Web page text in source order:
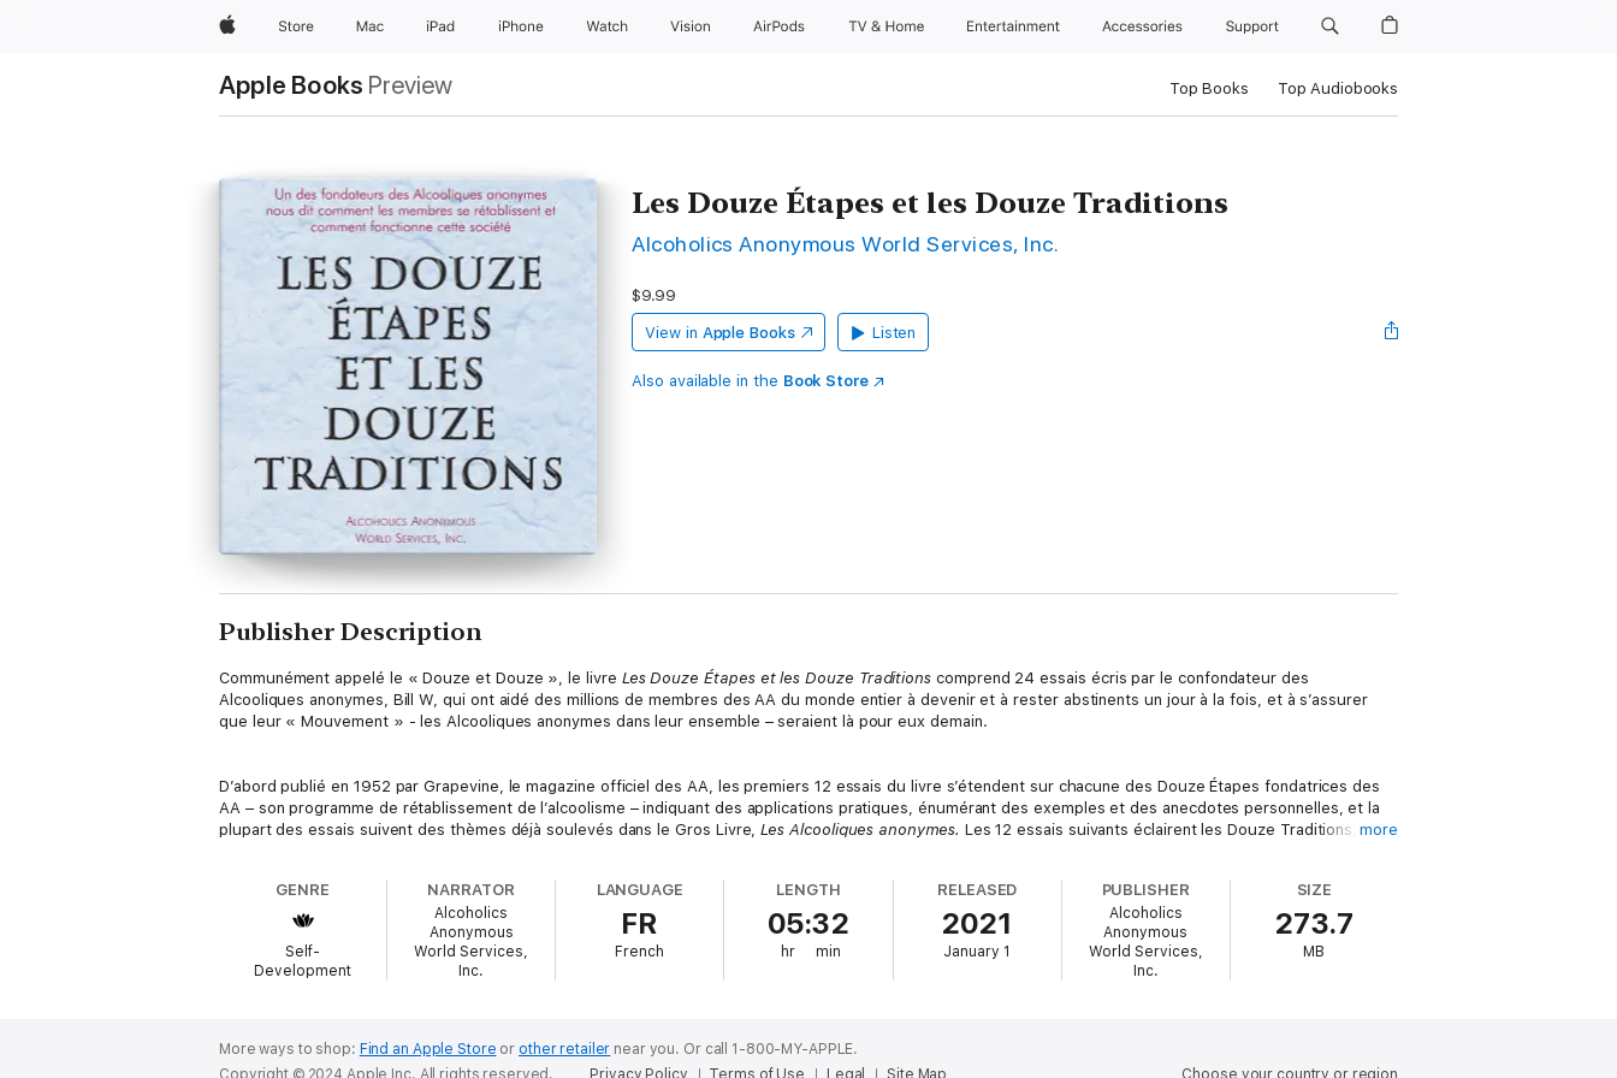
AppleStore Mac iPad iPhone Watch Vision AirPods TV & Home Entertainment Accessories Support
Apple Books Preview Top Books Top Audiobooks
Les Douze Étapes et les Douze Traditions
Alcoholics Anonymous World Services, Inc.
$9.99
View in Apple Books Listen
Also available in the Book Store
Publisher Description
Communément appelé le « Douze et Douze », le livre Les Douze Étapes et les Douze Traditions comprend 24 essais écris par le confondateur des
Alcooliques anonymes, Bill W, qui ont aidé des millions de membres des AA du monde entier à devenir et à rester abstinents un jour à la fois, et à s’assurer
que leur « Mouvement » - les Alcooliques anonymes dans leur ensemble – seraient là pour eux demain.
D’abord publié en 1952 par Grapevine, le magazine officiel des AA, les premiers 12 essais du livre s’étendent sur chacune des Douze Étapes fondatrices des
AA – son programme de rétablissement de l’alcoolisme – indiquant des applications pratiques, énumérant des exemples et des anecdotes personnelles, et la
plupart des essais suivent des thèmes déjà soulevés dans le Gros Livre,Les Alcooliques anonymes. Les 12 essais suivants éclairent les Douze Traditions, et
Qu’ils soient lus à des réunions, que l’on s’y réfère lorsqu’on travaille avec un parrain ou une marraine, ou qu’on le lise dans un moment calme, Les Douze
Étapes et les Douze Traditionspeuvent servir de ressource vitale pour ceux qui cherchent à comprendre plus profondément les Étapes et les Traditions.
more
GENRE
Self-
Development
NARRATOR
Alcoholics
Anonymous
World Services,
Inc.
LANGUAGE
FR
French
LENGTH
05:32
hr min
RELEASED
2021
January 1
PUBLISHER
Alcoholics
Anonymous
World Services,
Inc.
SIZE
273.7
MB
More ways to shop: Find an Apple Store or other retailer near you. Or call 1-800-MY-APPLE.
Choose your country or region
Copyright © 2024 Apple Inc. All rights reserved. Privacy Policy Terms of Use Legal Site Map